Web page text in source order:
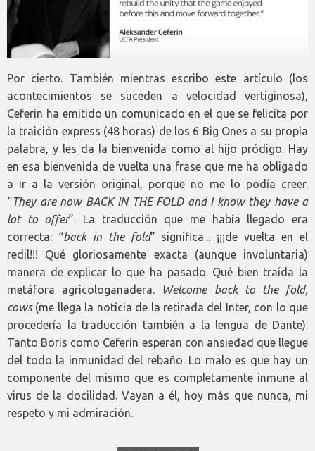
Por cierto. También mientras escribo este artículo (los
acontecimientos se suceden a velocidad vertiginosa),
Ceferin ha emitido un comunicado en el que se felicita por
la traición express (48 horas) de los 6 Big Ones a su propia
palabra, y les da la bienvenida como al hijo pródigo. Hay
en esa bienvenida de vuelta una frase que me ha obligado
a ir a la versión original, porque no me lo podía creer.
“They are now BACK IN THE FOLD and I know they have a
lot to offer”. La traducción que me había llegado era
correcta: “back in the fold” significa... ¡¡¡de vuelta en el
redil!!! Qué gloriosamente exacta (aunque involuntaria)
manera de explicar lo que ha pasado. Qué bien traída la
metáfora agricologanadera. Welcome back to the fold,
cows(me llega la noticia de la retirada del Inter, con lo que
procedería la traducción también a la lengua de Dante).
Tanto Boris como Ceferin esperan con ansiedad que llegue
del todo la inmunidad del rebaño. Lo malo es que hay un
componente del mismo que es completamente inmune al
virus de la docilidad. Vayan a él, hoy más que nunca, mi
respeto y mi admiración.